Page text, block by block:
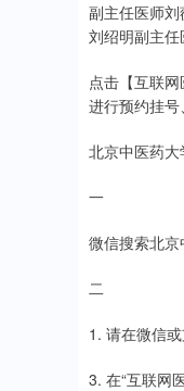
副主任医师
刘绍明副主
点击【互联
进行预约挂号
北京中医药大
一
微信搜索北
二
1. 请在微信
3. 在“互联网